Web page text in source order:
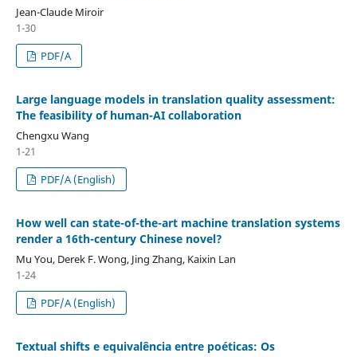
Jean-Claude Miroir
1-30
PDF/A
Large language models in translation quality assessment:
The feasibility of human-AI collaboration
Chengxu Wang
1-21
PDF/A (English)
How well can state-of-the-art machine translation systems
render a 16th-century Chinese novel?
Mu You, Derek F. Wong, Jing Zhang, Kaixin Lan
1-24
PDF/A (English)
Textual shifts e equivalência entre poéticas: Os